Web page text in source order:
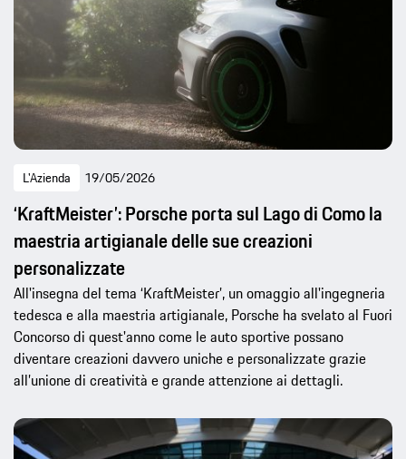
L'Azienda 19/05/2026
‘KraftMeister’: Porsche porta sul Lago di Como la
maestria artigianale delle sue creazioni
personalizzate
All'insegna del tema ‘KraftMeister’, un omaggio all'ingegneria
tedesca e alla maestria artigianale, Porsche ha svelato al Fuori
Concorso di quest'anno come le auto sportive possano
diventare creazioni davvero uniche e personalizzate grazie
all’unione di creatività e grande attenzione ai dettagli.